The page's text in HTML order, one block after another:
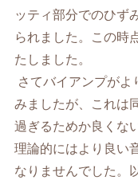
ッティ部分でのひず
られました。この時
たしました。
さてバイアンプがよ
みましたが、これは
過ぎるためか良くな
理論的にはより良い
なりませんでした。